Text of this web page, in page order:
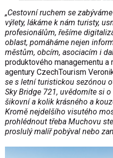
„Cestovní ruchem se
výlety, lákáme k nám turisty,
profesionálům, řešíme
oblast, pomáháme nejen
městům, obcím, asociacím i
produktového managementu a
agentury CzechTourism
se s letní turistickou sezónou
Sky Bridge 721, uvědomíte si
šikovní a kolik krásného a
Kromě nejdelšího visutého
prohlédnout třeba Muchovu
proslulý malíř pobýval nebo